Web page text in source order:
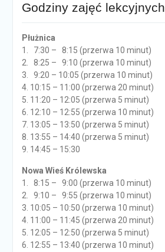
Godziny zajęć lekcyjnych
Płużnica
1. 7:30 – 8:15 (przerwa 10 minut)
2. 8:25 – 9:10 (przerwa 10 minut)
3. 9:20 – 10:05 (przerwa 10 minut)
4. 10:15 – 11:00 (przerwa 20 minut)
5. 11:20 – 12:05 (przerwa 5 minut)
6. 12:10 – 12:55 (przerwa 10 minut)
7. 13:05 – 13:50 (przerwa 5 minut)
8. 13:55 – 14:40 (przerwa 5 minut)
9. 14:45 – 15:30
Nowa Wieś Królewska
1. 8:15 – 9:00 (przerwa 10 minut)
2. 9:10 – 9:55 (przerwa 10 minut)
3. 10:05 – 10:50 (przerwa 10 minut)
4. 11:00 – 11:45 (przerwa 20 minut)
5. 12:05 – 12:50 (przerwa 5 minut)
6. 12:55 – 13:40 (przerwa 10 minut)